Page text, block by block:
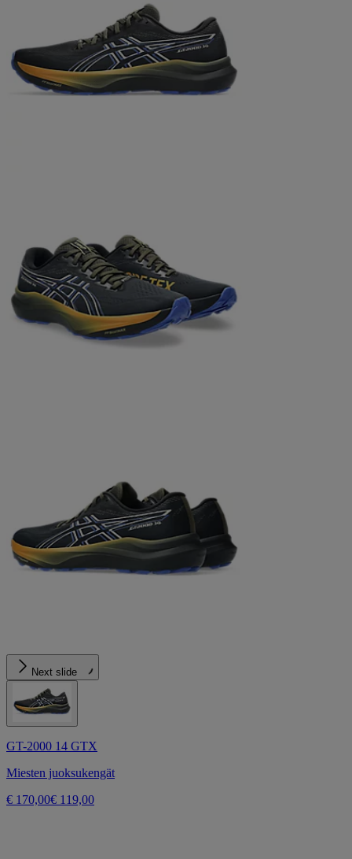
Next slide
GT-2000 14 GTX
Miesten juoksukengät
€ 170,00€ 119,00